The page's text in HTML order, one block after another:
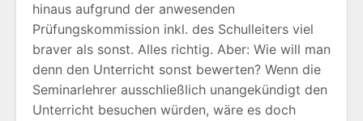
hinaus aufgrund der anwesenden
Prüfungskommission inkl. des Schulleiters viel
braver als sonst. Alles richtig. Aber: Wie will man
denn den Unterricht sonst bewerten? Wenn die
Seminarlehrer ausschließlich unangekündigt den
Unterricht besuchen würden, wäre es doch